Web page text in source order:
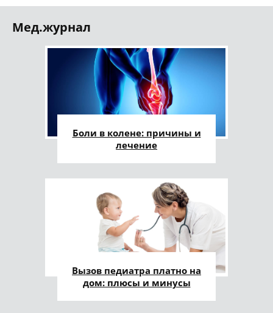
Мед.журнал
Боли в колене: причины и
лечение
Вызов педиатра платно на
дом: плюсы и минусы